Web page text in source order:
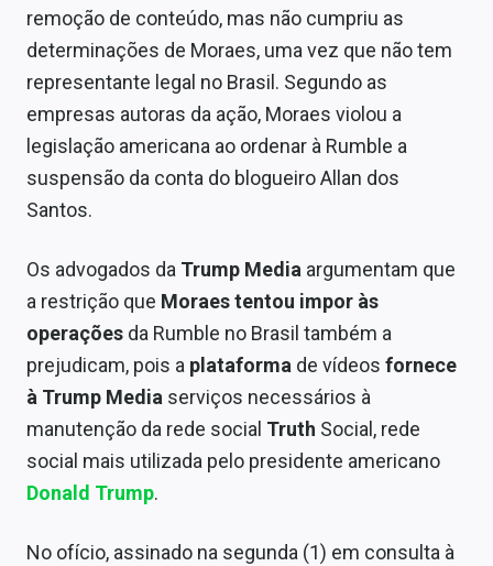
remoção de conteúdo, mas não cumpriu as
determinações de Moraes, uma vez que não tem
representante legal no Brasil. Segundo as
empresas autoras da ação, Moraes violou a
legislação americana ao ordenar à Rumble a
suspensão da conta do blogueiro Allan dos
Santos.
Os advogados da Trump Media argumentam que
a restrição que Moraes tentou impor às
operações da Rumble no Brasil também a
prejudicam, pois a plataforma de vídeos fornece
à Trump Media serviços necessários à
manutenção da rede social Truth Social, rede
social mais utilizada pelo presidente americano
Donald Trump.
No ofício, assinado na segunda (1) em consulta à